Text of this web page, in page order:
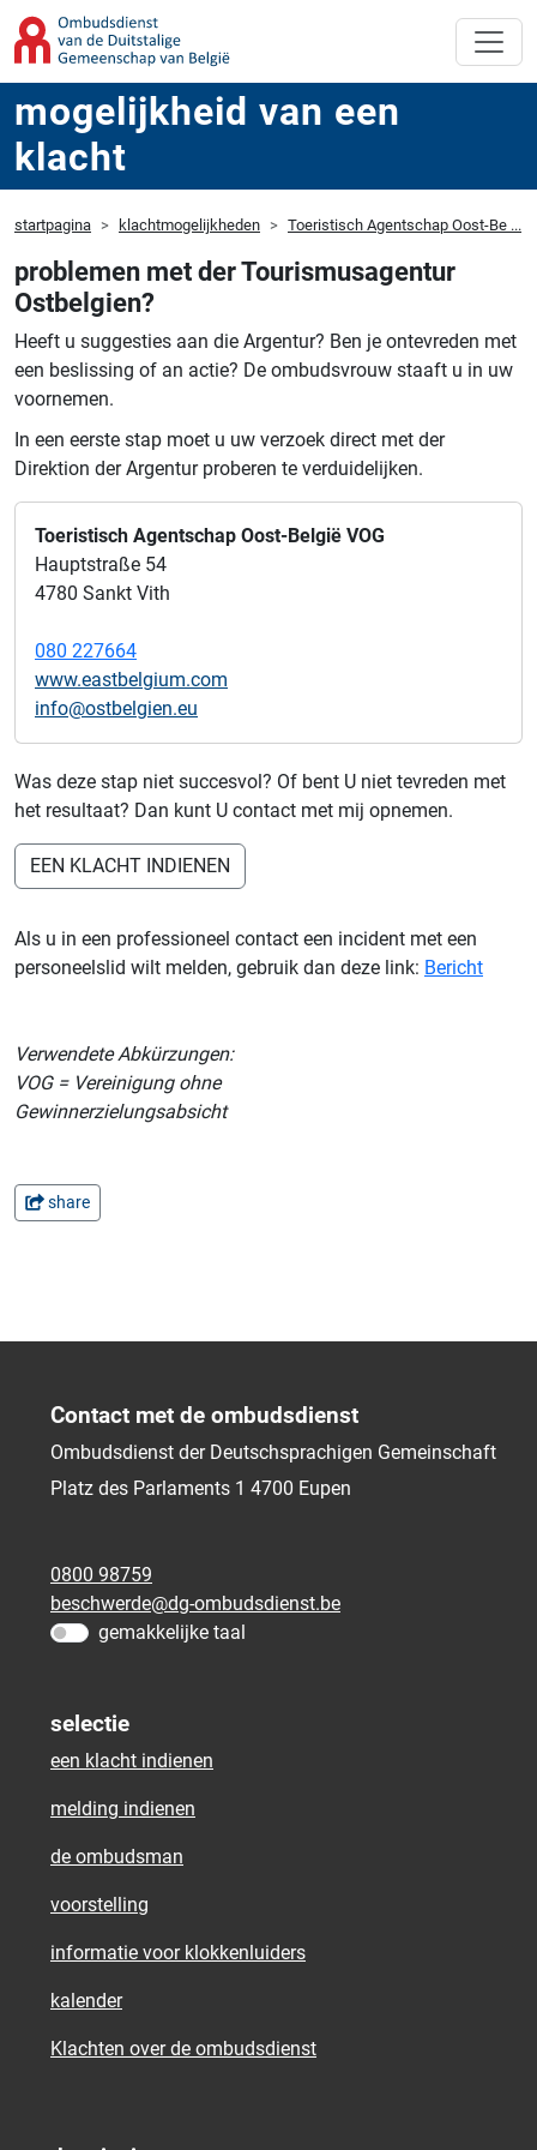
mogelijkheid van een
klacht
startpagina klachtmogelijkheden Toeristisch Agentschap Oost-Be ...
problemen met der Tourismusagentur
Ostbelgien?
Heeft u suggesties aan die Argentur? Ben je ontevreden met
een beslissing of an actie? De ombudsvrouw staaft u in uw
voornemen.
In een eerste stap moet u uw verzoek direct met der
Direktion der Argentur proberen te verduidelijken.
Toeristisch Agentschap Oost-België VOG
Hauptstraße 54
4780 Sankt Vith
080 227664
www.eastbelgium.com
info@ostbelgien.eu
Was deze stap niet succesvol? Of bent U niet tevreden met
het resultaat? Dan kunt U contact met mij opnemen.
EEN KLACHT INDIENEN
Als u in een professioneel contact een incident met een
personeelslid wilt melden, gebruik dan deze link: Bericht
Verwendete Abkürzungen:
VOG = Vereinigung ohne
Gewinnerzielungsabsicht
share
Contact met de ombudsdienst
Ombudsdienst der Deutschsprachigen Gemeinschaft
Platz des Parlaments 1 4700 Eupen
0800 98759
beschwerde@dg-ombudsdienst.be
gemakkelijke taal
selectie
een klacht indienen
melding indienen
de ombudsman
voorstelling
informatie voor klokkenluiders
kalender
Klachten over de ombudsdienst